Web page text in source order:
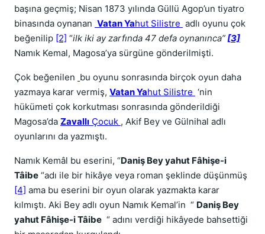
başına geçmiş; Nisan 1873 yılında Güllü Agop’un tiyatro
binasında oynanan Vatan Yahut Silistre adlı oyunu çok
beğenilip [2] “ilk iki ay zarfında 47 defa oynanınca” [3]
Namık Kemal, Magosa’ya sürgüne gönderilmişti.
Çok beğenilen bu oyunu sonrasında birçok oyun daha
yazmaya karar vermiş, Vatan Yahut Silistre ‘nin
hükümeti çok korkutması sonrasında gönderildiği
Magosa’da Zavallı Çocuk , Akif Bey ve Gülnihal adlı
oyunlarını da yazmıştı.
Namık Kemâl bu eserini, “Daniş Bey yahut Fâhişe-i
Tâibe “adı ile bir hikâye veya roman şeklinde düşünmüş
[4] ama bu eserini bir oyun olarak yazmakta karar
kılmıştı. Aki Bey adlı oyun Namık Kemal’in “ Daniş Bey
yahut Fâhişe-i Tâibe “ adını verdiği hikâyede bahsettiği